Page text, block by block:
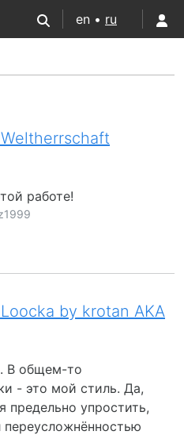
en • ru
работе!
by krotan AKA
В общем-то
- это мой стиль. Да,
упростить,
переусложнённостью